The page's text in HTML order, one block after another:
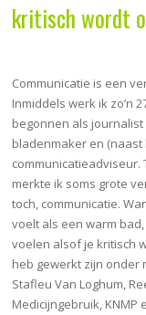
kritisch wordt
Communicatie is een
Inmiddels werk ik zo’n
begonnen als
bladenmaker en
merkte ik soms grote
toch, communicatie.
voelt als een warm
voelen alsof je kritisch
heb gewerkt zijn onder
Stafleu Van Loghum,
Medicijngebruik, KNMP